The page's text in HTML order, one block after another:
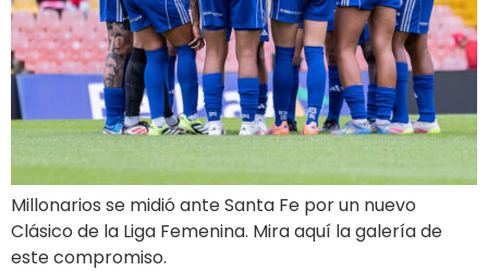
Millonarios se midió ante Santa Fe por un nuevo
Clásico de la Liga Femenina. Mira aquí la galería de
este compromiso.